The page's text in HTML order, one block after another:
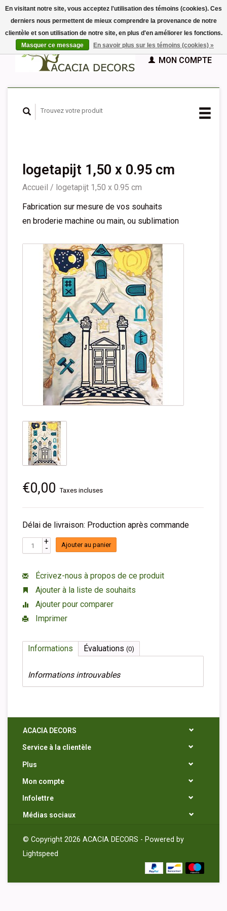
EUR
GBPFrançais
Nederlands
Español
PANIER (€0,00)
MON COMPTE
logetapijt 1,50 x 0.95 cm
Accueil / logetapijt 1,50 x 0.95 cm
Fabrication sur mesure de vos souhaits
en broderie machine ou main, ou sublimation
€0,00 Taxes incluses
Délai de livraison: Production après commande
+
- Ajouter au panier
Écrivez-nous à propos de ce produit
Ajouter à la liste de souhaits
Ajouter pour comparer
Imprimer
Informations Évaluations (0)
Informations introuvables
ACACIA DECORS
Service à la clientèle
Plus
Mon compte
Infolettre
Médias sociaux
© Copyright 2026 ACACIA DECORS - Powered by
Lightspeed
En visitant notre site, vous acceptez l'utilisation des témoins (cookies). Ces
derniers nous permettent de mieux comprendre la provenance de notre
clientèle et son utilisation de notre site, en plus d'en améliorer les fonctions.
Masquer ce message
En savoir plus sur les témoins (cookies) »